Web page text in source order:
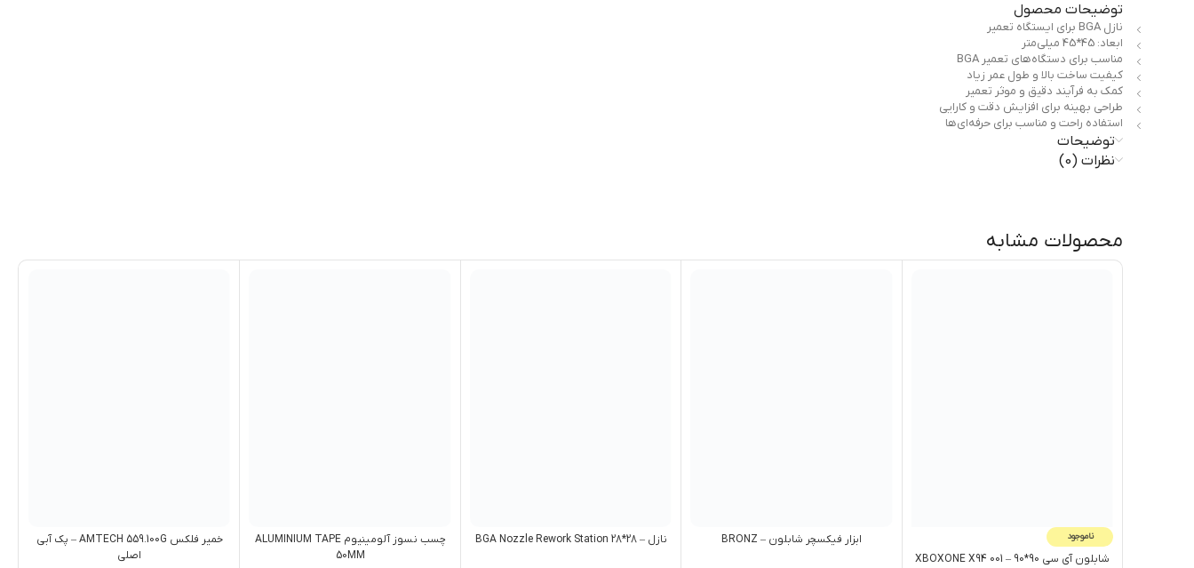
توضیحات محصول
نازل BGA برای ایستگاه تعمیر
ابعاد: 45*45 میلی‌متر
مناسب برای دستگاه‌های تعمیر BGA
کیفیت ساخت بالا و طول عمر زیاد
کمک به فرآیند دقیق و موثر تعمیر
طراحی بهینه برای افزایش دقت و کارایی
استفاده راحت و مناسب برای حرفه‌ای‌ها
توضیحات
نظرات (0)
محصولات مشابه
ناموجود
شابلون آی سی 90*90 – XBOXONE X94 001
ابزار فيکسچر شابلون – BRONZ نازل – BGA Nozzle Rework Station 28*28
چسب نسوز آلومینیوم ALUMINIUM TAPE
50MM
خمیر فلکس AMTECH 559.100G – پک آبي
اصلي